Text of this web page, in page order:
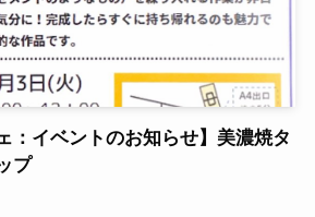
：イベントのお知らせ】美濃焼タ
プ